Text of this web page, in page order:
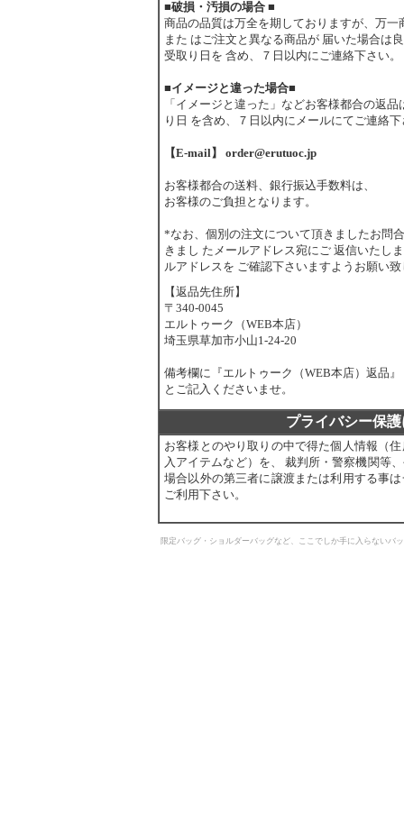
■破損・汚損の場合 ■
商品の品質は万全を期しておりますが、万
また はご注文と異なる商品が 届いた場合は
受取り日を 含め、７日以内にご連絡下さい。
■イメージと違った場合■
「イメージと違った」などお客様都合の返
り日 を含め、７日以内にメールにてご連絡
【E-mail】 order@erutuoc.jp
お客様都合の送料、銀行振込手数料は、
お客様のご負担となります。
*なお、個別の注文について頂きましたお問
きまし たメールアドレス宛にご 返信いたし
ルアドレスを ご確認下さいますようお願い
【返品先住所】
〒340-0045
エルトゥーク（WEB本店）
埼玉県草加市小山1-24-20
備考欄に『エルトゥーク（WEB本店）返品』
とご記入くださいませ。
プライバシー保
お客様とのやり取りの中で得た個人情報（
入アイテムなど）を、 裁判所・警察機関等
場合以外の第三者に譲渡または利用する事
ご利用下さい。
限定バッグ・ショルダーバッグなど、ここでしか手に入らないバ